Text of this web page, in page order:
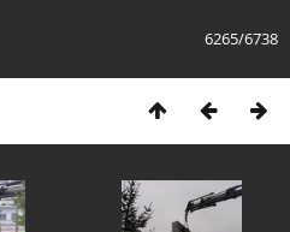
6265/6738